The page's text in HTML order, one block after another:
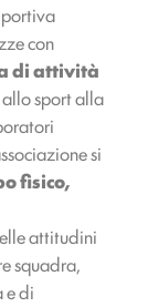
con
di attività
sport alla
si
fisico,
attitudini
squadra,
e di